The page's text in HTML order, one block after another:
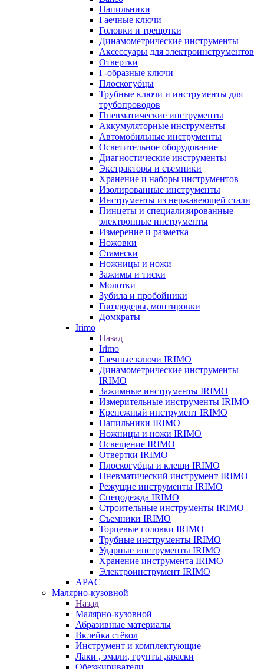
Напильники
Гаечные ключи
Головки и трещотки
Динамометрические инструменты
Аксессуары для электроинструментов
Отвертки
Г-образные ключи
Плоскогубцы
Трубные ключи и инструменты для
трубопроводов
Пневматические инструменты
Аккумуляторные инструменты
Автомобильные инструменты
Осветительное оборудование
Диагностические инструменты
Экстракторы и съемники
Хранение и наборы инструментов
Изолированные инструменты
Инструменты из нержавеющей стали
Пинцеты и специализированные
электронные инструменты
Измерение и разметка
Ножовки
Стамески
Ножницы и ножи
Зажимы и тиски
Молотки
Зубила и пробойники
Гвоздодеры, монтировки
Домкраты
Irimo
Назад
Irimo
Гаечные ключи IRIMO
Динамометрические инструменты
IRIMO
Зажимные инструменты IRIMO
Измерительные инструменты IRIMO
Крепежный инструмент IRIMO
Напильники IRIMO
Ножницы и ножи IRIMO
Освещение IRIMO
Отвертки IRIMO
Плоскогубцы и клещи IRIMO
Пневматический инструмент IRIMO
Режущие инструменты IRIMO
Спецодежда IRIMO
Строительные инструменты IRIMO
Съемники IRIMO
Торцевые головки IRIMO
Трубные инструменты IRIMO
Ударные инструменты IRIMO
Хранение инструмента IRIMO
Электроинструмент IRIMO
APAC
Малярно-кузовной
Назад
Малярно-кузовной
Абразивные материалы
Вклейка стёкол
Инструмент и комплектующие
Лаки , эмали, грунты ,краски
Обезжириватели